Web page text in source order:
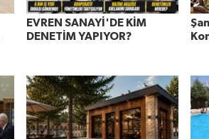
EVREN SANAYİ'DE KİM
DENETİM YAPIYOR?